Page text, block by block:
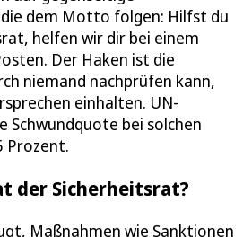
dem Motto folgen: Hilfst du
helfen wir dir bei einem
Der Haken ist die
niemand nachprüfen kann,
einhalten. UN-
Schwundquote bei solchen
Prozent.
der Sicherheitsrat?
Maßnahmen wie Sanktionen